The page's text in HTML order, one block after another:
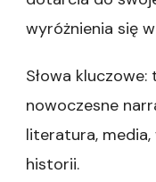
wyróżnienia się
Słowa
nowoczesne
literatura,
historii.